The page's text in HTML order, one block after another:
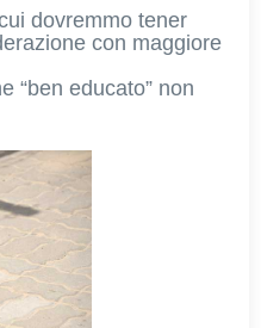
dovremmo tener
con maggiore
“ben educato” non